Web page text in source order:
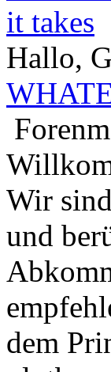
it takes
Hallo,
Wir
und
dem